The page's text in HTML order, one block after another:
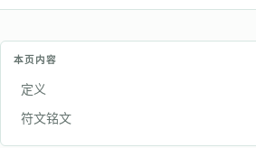
本页内容
定义
符文铭文